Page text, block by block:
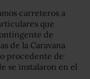
carreteros a
que
de
de la Caravana
procedente de
se instalaron en el